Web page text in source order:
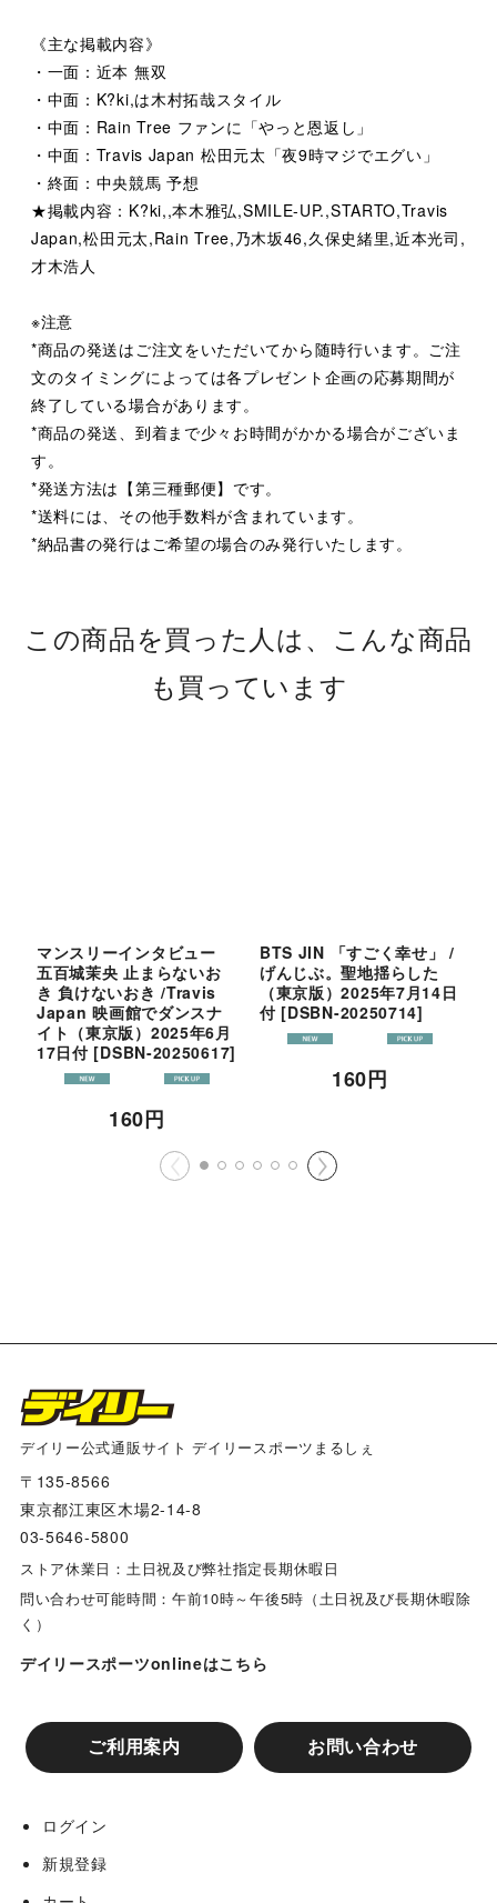
《主な掲載内容》
・一面：近本 無双
・中面：K?ki,は木村拓哉スタイル
・中面：Rain Tree ファンに「やっと恩返し」
・中面：Travis Japan 松田元太「夜9時マジでエグい」
・終面：中央競馬 予想
★掲載内容：K?ki,,本木雅弘,SMILE-UP.,STARTO,Travis
Japan,松田元太,Rain Tree,乃木坂46,久保史緒里,近本光司,
才木浩人
※注意
*商品の発送はご注文をいただいてから随時行います。ご注
文のタイミングによっては各プレゼント企画の応募期間が
終了している場合があります。
*商品の発送、到着まで少々お時間がかかる場合がございま
す。
*発送方法は【第三種郵便】です。
*送料には、その他手数料が含まれています。
*納品書の発行はご希望の場合のみ発行いたします。
この商品を買った人は、こんな商品
も買っています
マンスリーインタビュー
五百城茉央 止まらないお
き 負けないおき /Travis
Japan 映画館でダンスナ
イト（東京版）2025年6月
17日付 [DSBN-20250617]
160円
BTS JIN 「すごく幸せ」 /
げんじぶ。聖地揺らした
（東京版）2025年7月14日
付 [DSBN-20250714]
160円
デイリー公式通販サイト デイリースポーツまるしぇ
〒135-8566
東京都江東区木場2-14-8
03-5646-5800
ストア休業日：土日祝及び弊社指定長期休暇日
問い合わせ可能時間：午前10時～午後5時（土日祝及び長期休暇除
く）
デイリースポーツonlineはこちら
ご利用案内 お問い合わせ
ログイン
新規登録